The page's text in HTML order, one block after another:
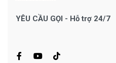
YÊU CẦU GỌI - Hỗ trợ 24/7